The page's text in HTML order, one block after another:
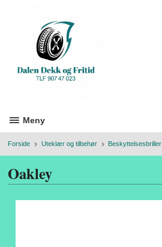
Meny
Forside Uteklær og tilbehør Beskyttelsesbriller
Oakley